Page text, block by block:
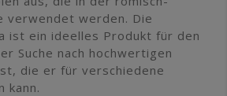
verwendet werden. Die
ist ein ideelles Produkt für den
Suche nach hochwertigen
die er für verschiedene
kann.